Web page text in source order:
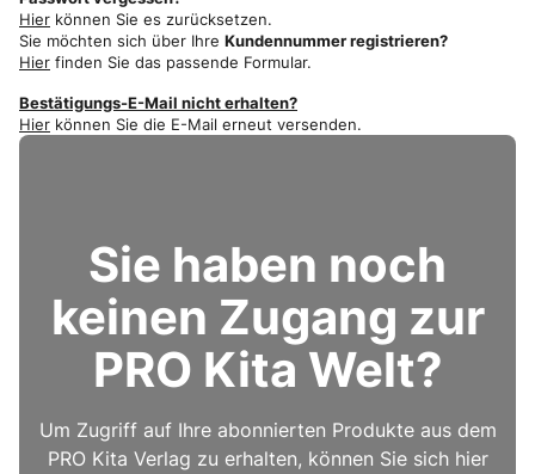
Hier können Sie es zurücksetzen.
Sie möchten sich über Ihre Kundennummer registrieren?
Hier finden Sie das passende Formular.
Bestätigungs-E-Mail nicht erhalten?
Hier können Sie die E-Mail erneut versenden.
Sie haben noch
keinen Zugang zur
PRO Kita Welt?
Um Zugriff auf Ihre abonnierten Produkte aus dem
PRO Kita Verlag zu erhalten, können Sie sich hier